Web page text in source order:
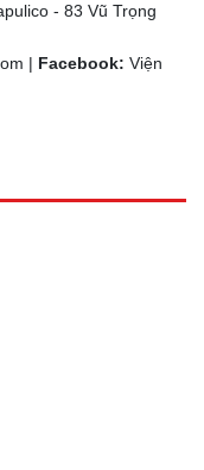
- 83 Vũ Trọng
| Facebook: Viện